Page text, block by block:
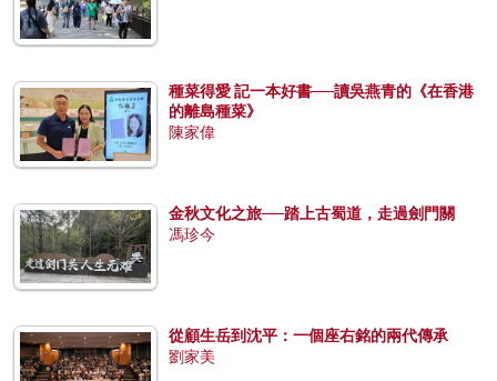
種菜得愛 記一本好書──讀吳燕青的《在香港
的離島種菜》
陳家偉
金秋文化之旅──踏上古蜀道，走過劍門關
馮珍今
從顧生岳到沈平：一個座右銘的兩代傳承
劉家美